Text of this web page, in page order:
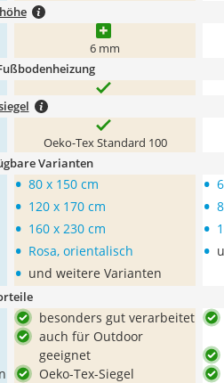
6 mm
Oeko-Tex Standard 100
Varianten
• 80 x 150 cm
• 120 x 170 cm
• 160 x 230 cm
• Rosa, orientalisch
• und weitere Varianten
•
•
•
•
besonders gut verarbeitet
auch für Outdoor
geeignet
Oeko-Tex-Siegel